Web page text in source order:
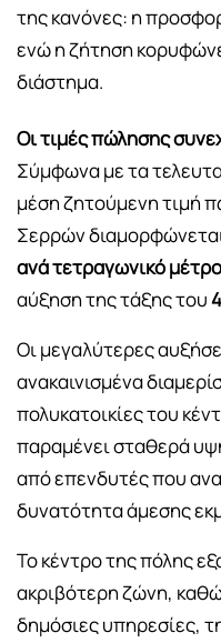
της κανόνες: η
ενώ η ζήτηση
διάστημα.
Οι τιμές πώλησης
Σύμφωνα με τα
μέση ζητούμενη τιμή
Σερρών
ανά τετραγωνικό μέτρο
αύξηση της τάξης του
Οι μεγαλύτερες
ανακαινισμένα
πολυκατοικίες του
παραμένει σταθερά
από επενδυτές που
δυνατότητα άμεσης
Το κέντρο της πόλης
ακριβότερη ζώνη,
δημόσιες υπηρεσίες,